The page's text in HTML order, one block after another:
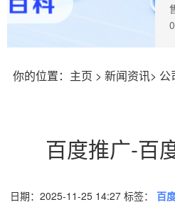
你的位置： 主页 > 新闻资讯> 公
百度推广-百
日期：2025-11-25 14:27 标签： 百